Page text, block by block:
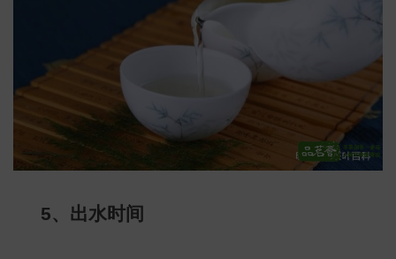
5、出水时间